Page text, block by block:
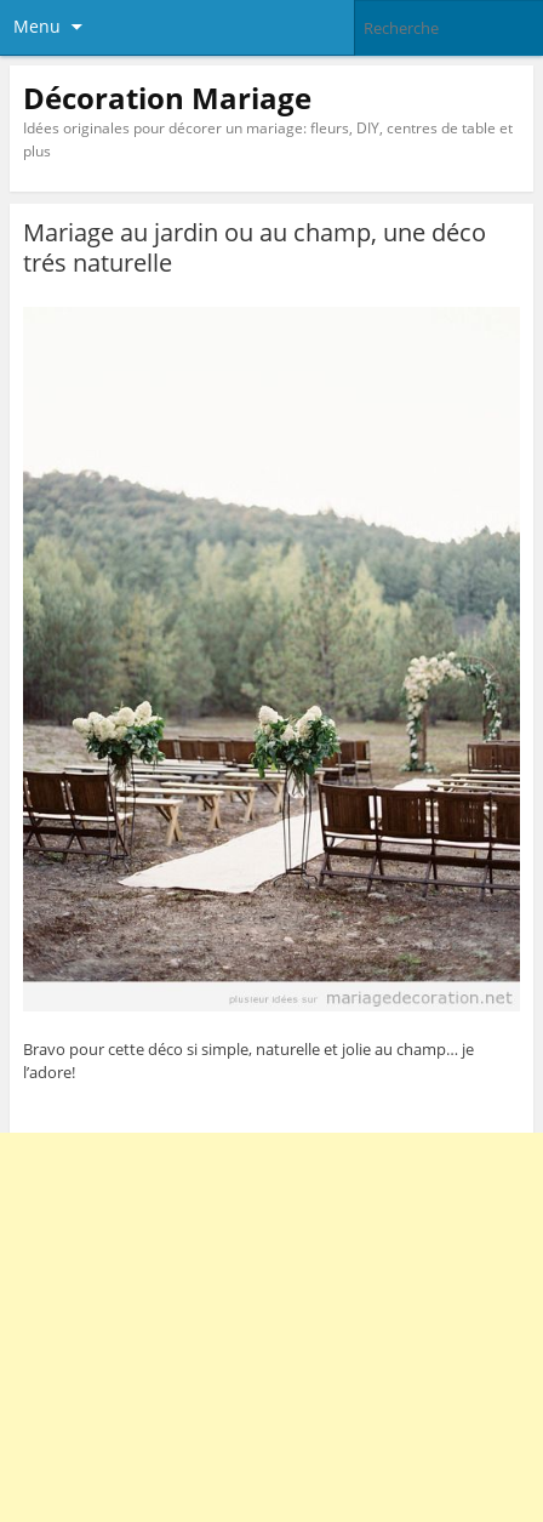
Menu
Décoration Mariage
Idées originales pour décorer un mariage: fleurs, DIY, centres de table et
plus
Mariage au jardin ou au champ, une déco
trés naturelle
Bravo pour cette déco si simple, naturelle et jolie au champ… je
l’adore!